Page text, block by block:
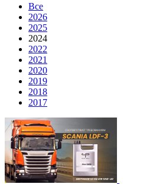
Все
2026
2025
2024
2022
2021
2020
2019
2018
2017